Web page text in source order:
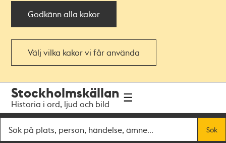
Godkänn alla kakor
Välj vilka kakor vi får använda
navigationen
huvudinnehållet
Stockholmskällan
Historia i ord, ljud och bild
Sök